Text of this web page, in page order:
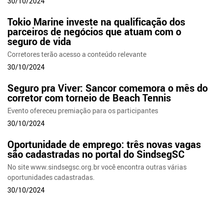
Tokio Marine investe na qualificação dos
parceiros de negócios que atuam com o
seguro de vida
Corretores terão acesso a conteúdo relevante
30/10/2024
Seguro pra Viver: Sancor comemora o mês do
corretor com torneio de Beach Tennis
Evento ofereceu premiação para os participantes
30/10/2024
Oportunidade de emprego: três novas vagas
são cadastradas no portal do SindsegSC
No site www.sindsegsc.org.br você encontra outras várias
oportunidades cadastradas.
30/10/2024